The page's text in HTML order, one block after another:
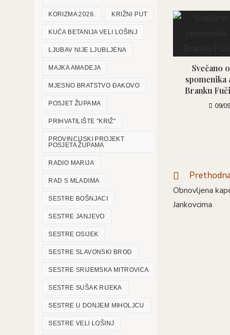
Svečano
spomenika
Branku
09/
Pročitaj
članaka
Obnovljena
Jankovcima
KORIZMA 2026. KRIŽNI PUT
KUĆA BETANIJA VELI LOŠINJ
LJUBAV NIJE LJUBLJENA
MAJKA AMADEJA
MJESNO BRATSTVO ĐAKOVO
POSJET ŽUPAMA
PRIHVATILIŠTE "KRIŽ"
PROVINCIJSKI PROJEKT
POSJETA ŽUPAMA
RADIO MARIJA
RAD S MLADIMA
SESTRE BOŠNJACI
SESTRE JANJEVO
SESTRE OSIJEK
SESTRE SLAVONSKI BROD
SESTRE SRIJEMSKA MITROVICA
SESTRE SUŠAK RIJEKA
SESTRE U DONJEM MIHOLJCU
SESTRE VELI LOŠINJ